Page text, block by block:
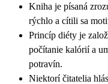
Kniha je písaná
rýchlo a cítili sa
Princíp diéty je
počítanie kalórií a
potravín.
Niektorí čitatelia